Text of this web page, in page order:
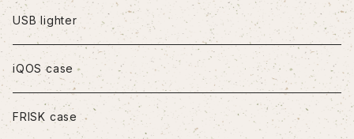
iPhoneXS Max
iPhone11
iPhone11Pro
USB lighter
iQOS case
FRISK case